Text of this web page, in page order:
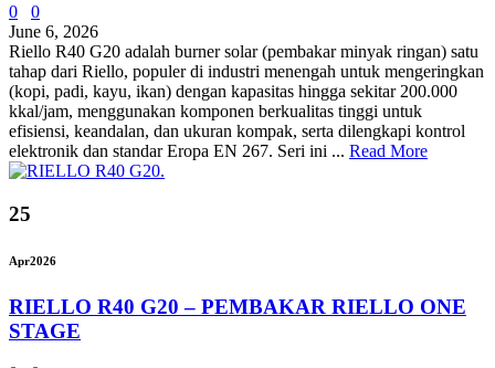
0
0
June 6, 2026
Riello R40 G20 adalah burner solar (pembakar minyak ringan) satu
tahap dari Riello, populer di industri menengah untuk mengeringkan
(kopi, padi, kayu, ikan) dengan kapasitas hingga sekitar 200.000
kkal/jam, menggunakan komponen berkualitas tinggi untuk
efisiensi, keandalan, dan ukuran kompak, serta dilengkapi kontrol
elektronik dan standar Eropa EN 267. Seri ini ... Read More
25
Apr2026
RIELLO R40 G20 – PEMBAKAR RIELLO ONE
STAGE